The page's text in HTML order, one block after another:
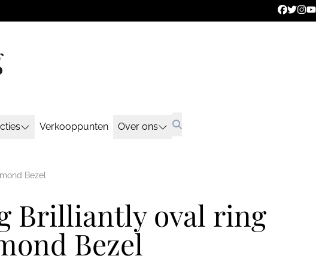
Verkooppunten Over ons
Bezel
Brilliantly oval ring
Bezel